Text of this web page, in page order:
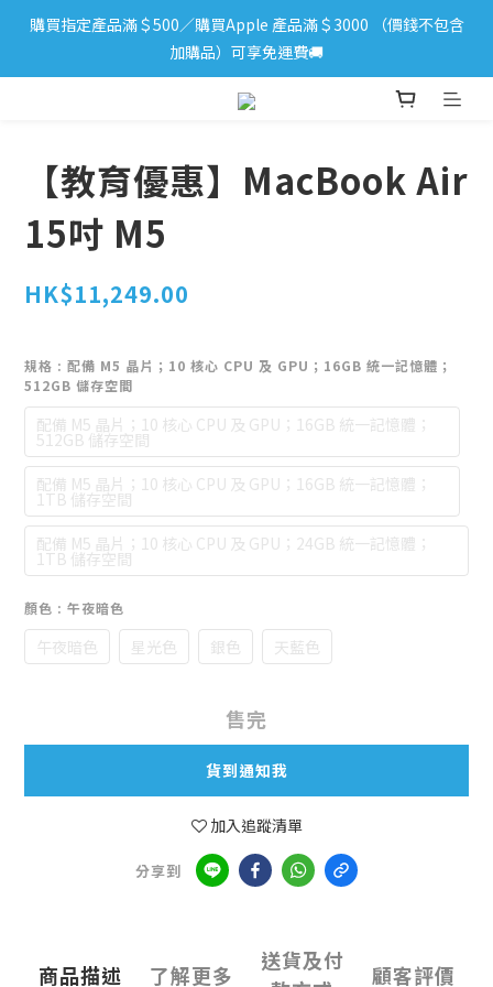
iPhone 17 系列新登場！立即訂購
購買指定產品滿＄500／購買Apple 產品滿＄3000 （價錢不包含
加購品）可享免運費🚚
iPhone 17 系列新登場！立即訂購
【教育優惠】MacBook Air
15吋 M5
HK$11,249.00
規格 : 配備 M5 晶片；10 核心 CPU 及 GPU；16GB 統一記憶體；
512GB 儲存空間
配備 M5 晶片；10 核心 CPU 及 GPU；16GB 統一記憶體；
512GB 儲存空間
配備 M5 晶片；10 核心 CPU 及 GPU；16GB 統一記憶體；
1TB 儲存空間
配備 M5 晶片；10 核心 CPU 及 GPU；24GB 統一記憶體；
1TB 儲存空間
顏色 : 午夜暗色
午夜暗色 星光色 銀色 天藍色
售完
貨到通知我
加入追蹤清單
分享到
商品描述 了解更多
送貨及付
顧客評價